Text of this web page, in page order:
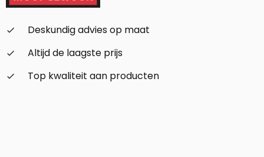
check_small
Deskundig advies op maat
check_small
Altijd de laagste prijs
check_small
Top kwaliteit aan producten